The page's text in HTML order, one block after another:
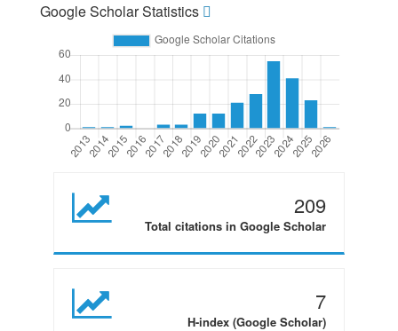
Google Scholar Statistics
209
Total citations in Google Scholar
7
H-index (Google Scholar)